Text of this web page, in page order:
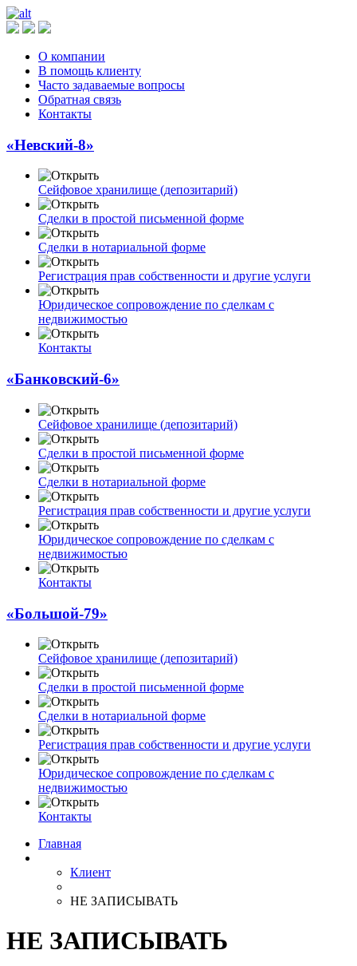
О компании
В помощь клиенту
Часто задаваемые вопросы
Обратная связь
Контакты
«Невский-8»
Сейфовое хранилище (депозитарий)
Сделки в простой письменной форме
Сделки в нотариальной форме
Регистрация прав собственности и другие услуги
Юридическое сопровождение по сделкам с
недвижимостью
Контакты
«Банковский-6»
Сейфовое хранилище (депозитарий)
Сделки в простой письменной форме
Сделки в нотариальной форме
Регистрация прав собственности и другие услуги
Юридическое сопровождение по сделкам с
недвижимостью
Контакты
«Большой-79»
Сейфовое хранилище (депозитарий)
Сделки в простой письменной форме
Сделки в нотариальной форме
Регистрация прав собственности и другие услуги
Юридическое сопровождение по сделкам с
недвижимостью
Контакты
Главная
Клиент
НЕ ЗАПИСЫВАТЬ
НЕ ЗАПИСЫВАТЬ